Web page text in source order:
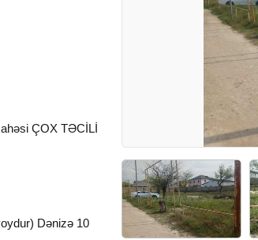
ÇOX TƏCİLİ
Dənizə 10